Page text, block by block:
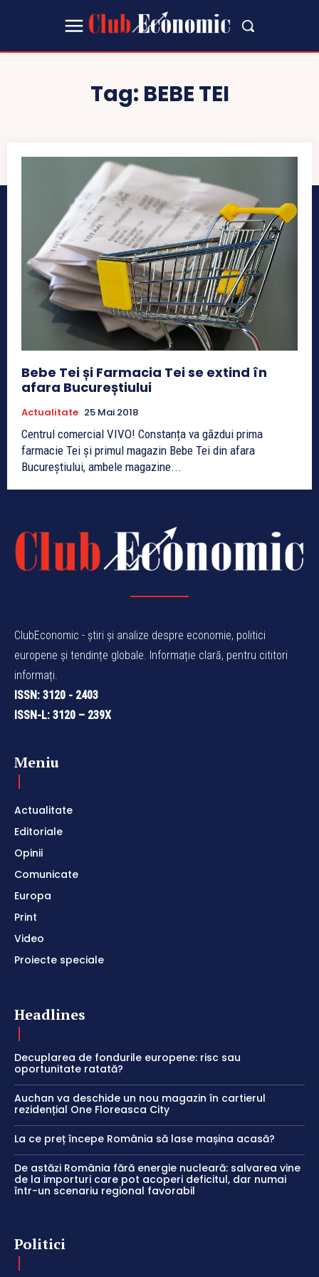
Tag: BEBE TEI
Bebe Tei și Farmacia Tei se extind în
afara Bucureștiului
Actualitate 25 Mai 2018
Centrul comercial VIVO! Constanța va găzdui prima
farmacie Tei și primul magazin Bebe Tei din afara
Bucureștiului, ambele magazine...
ClubEconomic - știri și analize despre economie, politici
europene și tendințe globale. Informație clară, pentru cititori
informați.
ISSN: 3120 - 2403
ISSN-L: 3120 – 239X
Meniu
Actualitate
Editoriale
Opinii
Comunicate
Europa
Print
Video
Proiecte speciale
Headlines
Decuplarea de fondurile europene: risc sau
oportunitate ratată?
Auchan va deschide un nou magazin în cartierul
rezidențial One Floreasca City
La ce preț începe România să lase mașina acasă?
De astăzi România fără energie nucleară: salvarea vine
de la importuri care pot acoperi deficitul, dar numai
într-un scenariu regional favorabil
Politici